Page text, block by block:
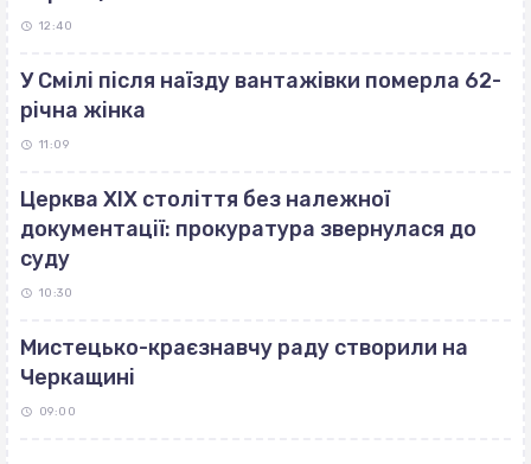
12:40
У Смілі після наїзду вантажівки померла 62-
річна жінка
11:09
Церква ХІХ століття без належної
документації: прокуратура звернулася до
суду
10:30
Мистецько-краєзнавчу раду створили на
Черкащині
09:00